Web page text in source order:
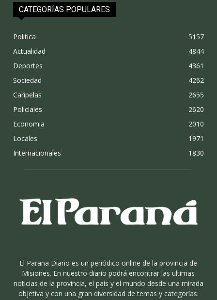
CATEGORÍAS POPULARES
Politica
5157
Actualidad
4844
Deportes
4361
Sociedad
4262
Caripelas
2655
Policiales
2620
Economia
2010
Locales
1971
Internacionales
1830
El Parana Diario es un periódico online de la provincia de
Misiones. En nuestro diario podrá encontrar las ultimas
noticias de la provincia, el país y el mundo desde una mirada
objetiva y con una gran diversidad de temas y categorías.